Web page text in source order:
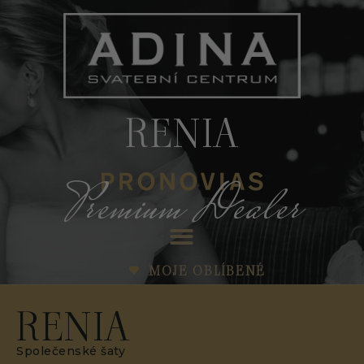
RENIA
Premium Dealer
MOJE OBLÍBENÉ
RENIA
Společenské šaty